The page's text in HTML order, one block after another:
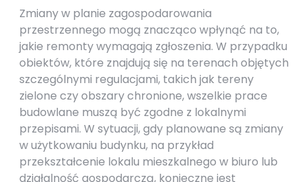
Zmiany w planie zagospodarowania
przestrzennego mogą znacząco wpłynąć na to,
jakie remonty wymagają zgłoszenia. W przypadku
obiektów, które znajdują się na terenach objętych
szczególnymi regulacjami, takich jak tereny
zielone czy obszary chronione, wszelkie prace
budowlane muszą być zgodne z lokalnymi
przepisami. W sytuacji, gdy planowane są zmiany
w użytkowaniu budynku, na przykład
przekształcenie lokalu mieszkalnego w biuro lub
działalność gospodarczą, konieczne jest